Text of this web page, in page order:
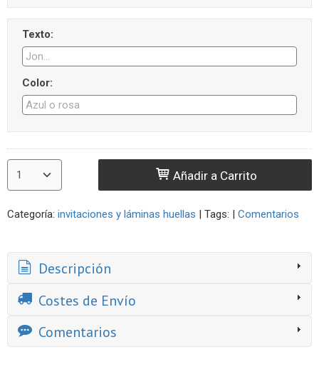
Texto:
Color:
Añadir a Carrito
Categoría: invitaciones y láminas huellas | Tags: | Comentarios
Descripción
Costes de Envío
Comentarios